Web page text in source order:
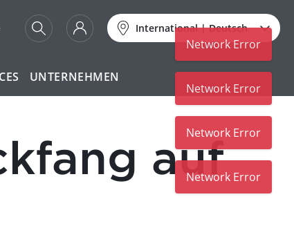
International|Deutsch
UNTERNEHMEN
auf
Network Error
Network Error
Network Error
Network Error